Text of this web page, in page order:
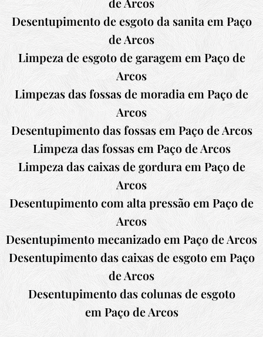
Desentupimento de esgoto da sanita em Paço
de Arcos
Limpeza de esgoto de garagem em Paço de
Arcos
Limpezas das fossas de moradia em Paço de
Arcos
Desentupimento das fossas em Paço de Arcos
Limpeza das fossas em Paço de Arcos
Limpeza das caixas de gordura em Paço de
Arcos
Desentupimento com alta pressão em Paço de
Arcos
Desentupimento mecanizado em Paço de Arcos
Desentupimento das caixas de esgoto em Paço
de Arcos
Desentupimento das colunas de esgoto
em Paço de Arcos